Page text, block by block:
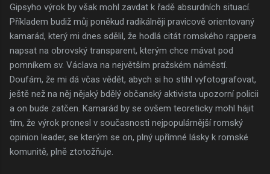
Gipsyho výrok by však mohl zavdat k řadě absurdních situací.
Příkladem budiž můj poněkud radikálněji pravicově orientovaný
kamarád, který mi dnes sdělil, že hodlá citát romského rappera
napsat na obrovský transparent, kterým chce mávat pod
pomníkem sv. Václava na největším pražském náměstí.
Doufám, že mi dá včas vědět, abych si ho stihl vyfotografovat,
ještě než na něj nějaký bdělý občanský aktivista upozorní policii
a on bude zatčen. Kamarád by se ovšem teoreticky mohl hájit
tím, že výrok pronesl v současnosti nejpopulárnější romský
opinion leader, se kterým se on, plný upřímné lásky k romské
komunitě, plně ztotožňuje.